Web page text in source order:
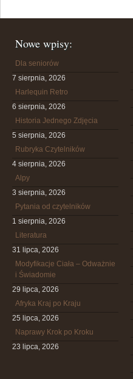
Nowe wpisy:
Dla seniorów
7 sierpnia, 2026
Harlequin Retro
6 sierpnia, 2026
Historia Jednego Zdjęcia
5 sierpnia, 2026
Rubryka Czytelników
4 sierpnia, 2026
Alpy
3 sierpnia, 2026
Pytania od czytelników
1 sierpnia, 2026
Literatura
31 lipca, 2026
Modyfikacje Ciała – Odważnie
i Świadomie
29 lipca, 2026
Afryka Kraj po Kraju
25 lipca, 2026
Naprawy Krok po Kroku
23 lipca, 2026